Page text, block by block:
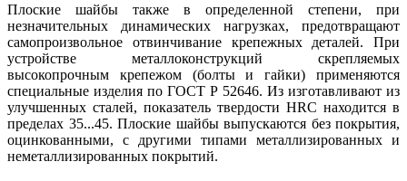
Плоские шайбы также в определенной степени, при
незначительных динамических нагрузках, предотвращают
самопроизвольное отвинчивание крепежных деталей. При
устройстве металлоконструкций скрепляемых
высокопрочным крепежом (болты и гайки) применяются
специальные изделия по ГОСТ Р 52646. Из изготавливают из
улучшенных сталей, показатель твердости HRC находится в
пределах 35...45. Плоские шайбы выпускаются без покрытия,
оцинкованными, с другими типами металлизированных и
неметаллизированных покрытий.